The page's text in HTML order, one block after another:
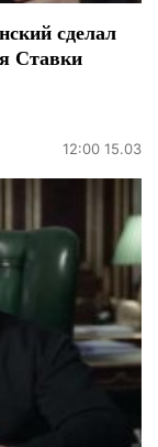
сделал
Ставки
12:00 15.03